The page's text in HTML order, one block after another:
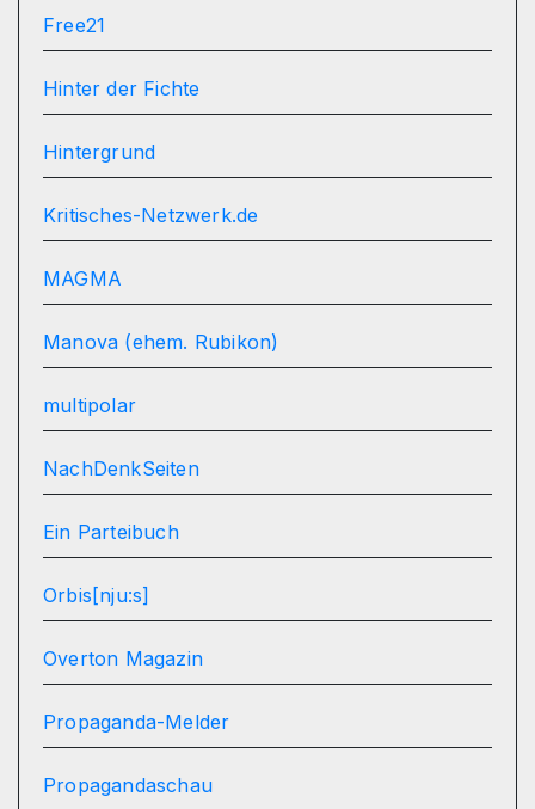
Free21
Hinter der Fichte
Hintergrund
Kritisches-Netzwerk.de
MAGMA
Manova (ehem. Rubikon)
multipolar
NachDenkSeiten
Ein Parteibuch
Orbis[nju:s]
Overton Magazin
Propaganda-Melder
Propagandaschau